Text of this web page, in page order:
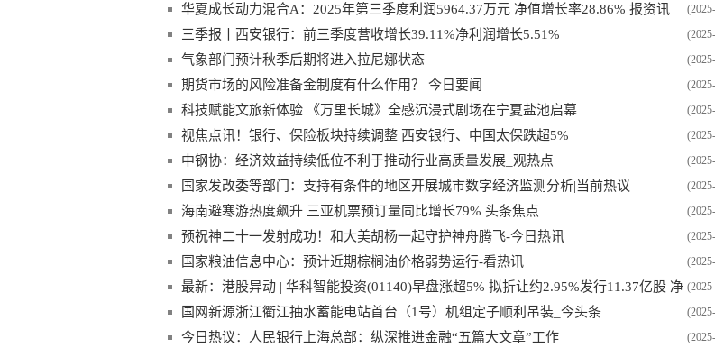
华夏成长动力混合A：2025年第三季度利润5964.37万元 净值增长率28.86% 报资讯
三季报丨西安银行：前三季度营收增长39.11%净利润增长5.51%
气象部门预计秋季后期将进入拉尼娜状态
期货市场的风险准备金制度有什么作用？ 今日要闻
科技赋能文旅新体验 《万里长城》全感沉浸式剧场在宁夏盐池启幕
视焦点讯！银行、保险板块持续调整 西安银行、中国太保跌超5%
中钢协：经济效益持续低位不利于推动行业高质量发展_观热点
国家发改委等部门：支持有条件的地区开展城市数字经济监测分析|当前热议
海南避寒游热度飙升 三亚机票预订量同比增长79% 头条焦点
预祝神二十一发射成功！和大美胡杨一起守护神舟腾飞-今日热讯
国家粮油信息中心：预计近期棕榈油价格弱势运行-看热讯
最新：港股异动 | 华科智能投资(01140)早盘涨超5% 拟折让约2.95%发行11.37亿股 净
筹约2.614亿港元
国网新源浙江衢江抽水蓄能电站首台（1号）机组定子顺利吊装_今头条
今日热议：人民银行上海总部：纵深推进金融“五篇大文章”工作